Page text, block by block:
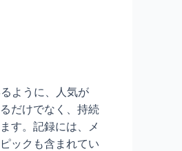
ように、人気が
だけでなく、持続
す。記録には、メ
ックも含まれてい